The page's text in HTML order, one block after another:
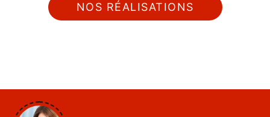
NOS RÉALISATIONS